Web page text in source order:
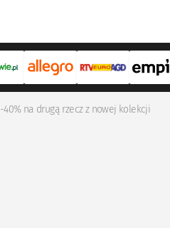
-40% na drugą rzecz z nowej kolekcji